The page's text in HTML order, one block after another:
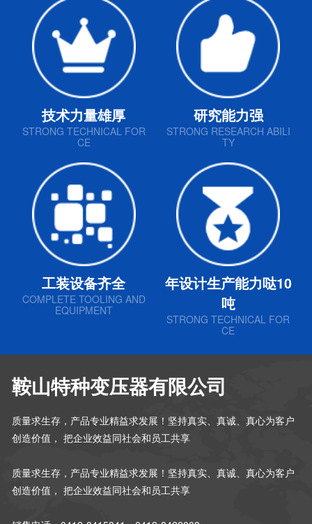
技术力量雄厚
STRONG TECHNICAL FOR
CE
研究能力强
STRONG RESEARCH ABILI
TY
工装设备齐全
COMPLETE TOOLING AND
EQUIPMENT
年设计生产能力哒10
吨
STRONG TECHNICAL FOR
CE
鞍山特种变压器有限公司
质量求生存，产品专业精益求发展！坚持真实、真诚、真心为客户
创造价值， 把企业效益同社会和员工共享
质量求生存，产品专业精益求发展！坚持真实、真诚、真心为客户
创造价值， 把企业效益同社会和员工共享